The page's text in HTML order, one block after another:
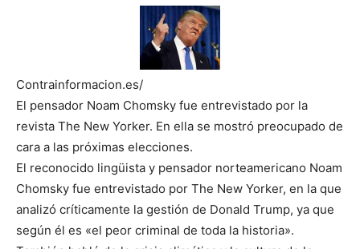
Contrainformacion.es/
El pensador Noam Chomsky fue entrevistado por la
revista The New Yorker. En ella se mostró preocupado de
cara a las próximas elecciones.
El reconocido lingüista y pensador norteamericano Noam
Chomsky fue entrevistado por The New Yorker, en la que
analizó críticamente la gestión de Donald Trump, ya que
según él es «el peor criminal de toda la historia».